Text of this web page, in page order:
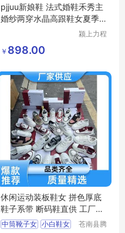
pjjuu新娘鞋 法式婚鞋禾秀主
婚纱两穿水晶高跟鞋女夏季
颍上力程
￥ 898.00
休闲运动装板鞋女 拼色厚底
鞋子系带 断码鞋直供 工厂处
理鞋
中筒靴子女 小白鞋女
苍南县腾